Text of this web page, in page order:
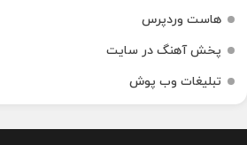
هاست وردپرس
پخش آهنگ در سایت
تبلیغات وب پوش